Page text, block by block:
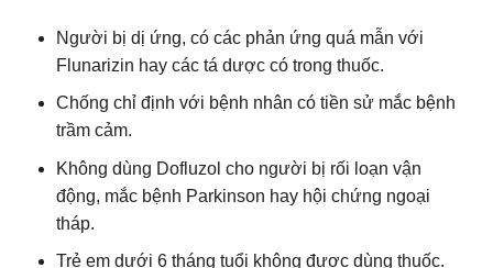
Người bị dị ứng, có các phản ứng quá mẫn với
Flunarizin hay các tá dược có trong thuốc.
Chống chỉ định với bệnh nhân có tiền sử mắc bệnh
trầm cảm.
Không dùng Dofluzol cho người bị rối loạn vận
động, mắc bệnh Parkinson hay hội chứng ngoại
tháp.
Trẻ em dưới 6 tháng tuổi không được dùng thuốc.